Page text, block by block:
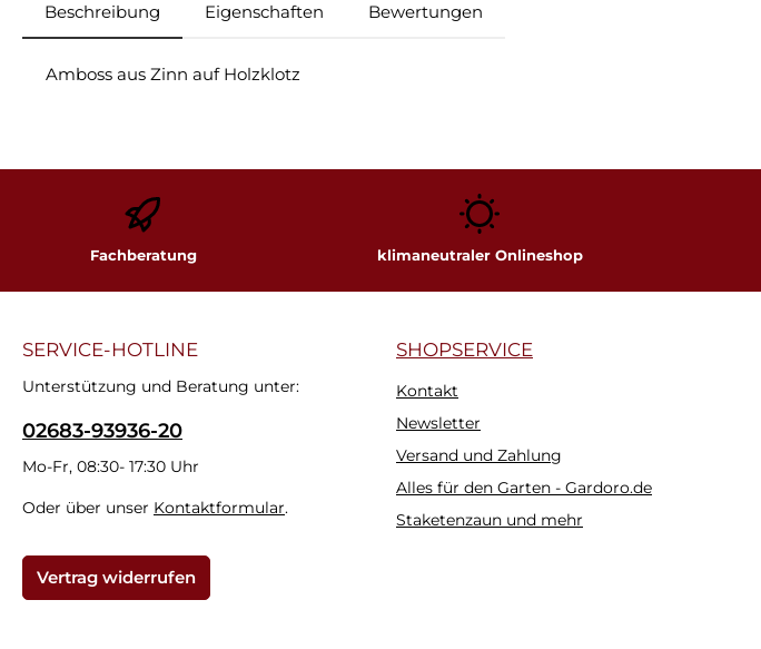
Beschreibung Eigenschaften Bewertungen
Amboss aus Zinn auf Holzklotz
Fachberatung klimaneutraler Onlineshop
SERVICE-HOTLINE
Unterstützung und Beratung unter:
02683-93936-20
Mo-Fr, 08:30- 17:30 Uhr
Oder über unser Kontaktformular.
Vertrag widerrufen
SHOPSERVICE
Kontakt
Newsletter
Versand und Zahlung
Alles für den Garten - Gardoro.de
Staketenzaun und mehr